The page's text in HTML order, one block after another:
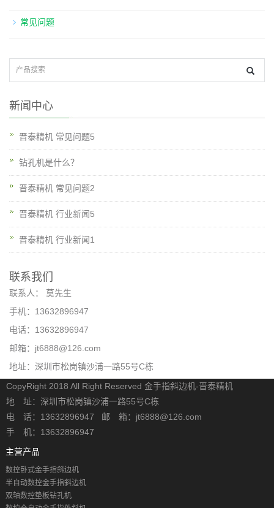
常见问题
新闻中心
晋泰精机 常见问题5
钻孔机是什么？
晋泰精机 常见问题2
晋泰精机 行业新闻5
晋泰精机 行业新闻1
联系我们
联系人： 莫先生
手机：13632896947
电话：13632896947
邮箱：jt6888@126.com
地址：深圳市松岗镇沙浦一路55号C栋
CopyRight 2018 All Right Reserved 金手指斜边机-晋泰精机
地 址：深圳市松岗镇沙浦一路55号C栋
电 话：13632896947 邮 箱：jt6888@126.com
手 机：13632896947
主营产品
数控卧式金手指斜边机
半自动数控金手指斜边机
双轴数控垫板钻孔机